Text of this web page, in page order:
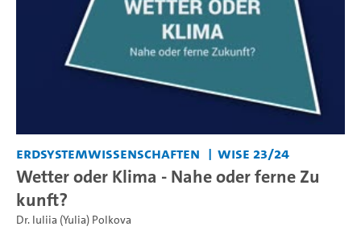
Erdsystemwissenschaften WiSe 23/24
Wetter oder Klima - Nahe oder ferne Zu
kunft?
Dr. Iuliia (Yulia) Polkova